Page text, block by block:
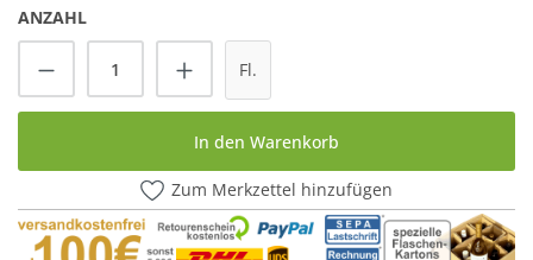
ANZAHL
Produkt Anzahl: Gib den gewünschten
Fl.
In den Warenkorb
Zum Merkzettel hinzufügen